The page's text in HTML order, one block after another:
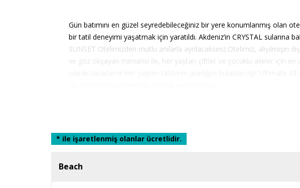
Gün batımını en güzel seyredebileceğiniz bir yere konumlanmış olan
bir tatil deneyimi yaşatmak için yaratıldı. Akdeniz’in CRYSTAL sularına
SUNSET Otelimizden mutlu anılarla ayrılacaksınız.Otelimiz, alışılmışın
ve göz okşayan mimarisi ile, her yaştan çiftler ve çocuklu aileler için en
Beach
* ile işaretlenmiş olanlar ücretlidir.